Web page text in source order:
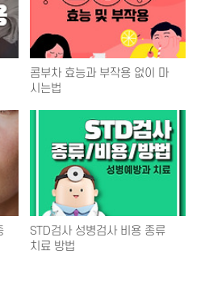
콤부차 효능과 부작용 없이 마
시는법
STD검사 성병검사 비용 종류
치료 방법